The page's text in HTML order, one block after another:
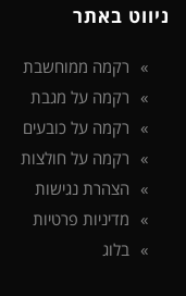
ניווט באתר
רקמה ממוחשבת
רקמה על מגבת
רקמה על כובעים
רקמה על חולצות
הצהרת נגישות
מדיניות פרטיות
בלוג